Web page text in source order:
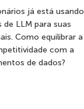
já está usando
de LLM para suas
Como equilibrar a
com a
de dados?